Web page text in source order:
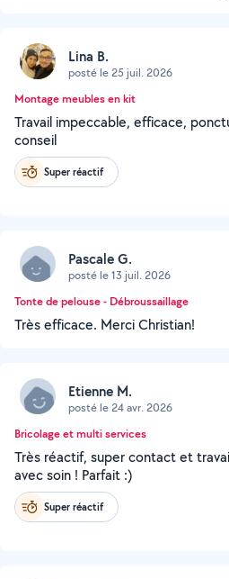
Lina B.
posté le 25 juil. 2026
Montage meubles en kit
Travail impeccable, efficace,
conseil
Super réactif
Pascale G.
posté le 13 juil. 2026
Tonte de pelouse - Débroussaillage
Très efficace. Merci Christian!
Etienne M.
posté le 24 avr. 2026
Bricolage et multi services
Très réactif, super contact et
avec soin ! Parfait :)
Super réactif